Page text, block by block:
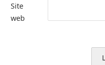
Site
web